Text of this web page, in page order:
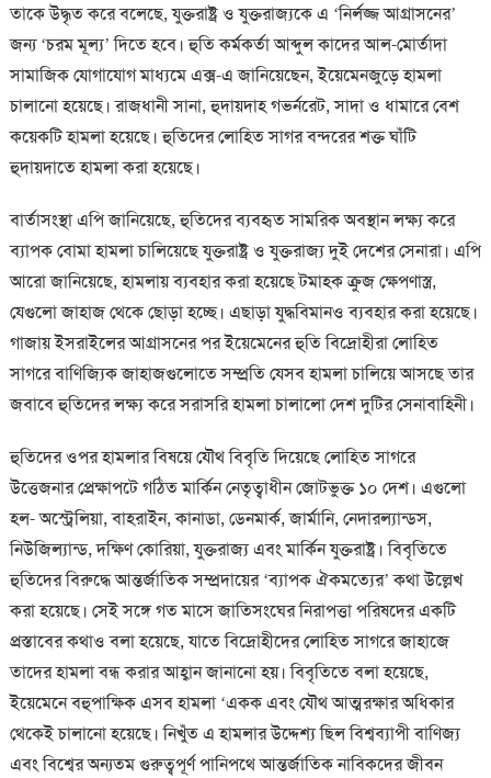
তাকে উদ্ধৃত করে বলেছে, যুক্তরাষ্ট্র ও যুক্তরাজ্যকে এ ‘নির্লজ্জ আগ্রাসনের’
জন্য ‘চরম মূল্য’ দিতে হবে। হুতি কর্মকর্তা আব্দুল কাদের আল-মোর্তাদা
সামাজিক যোগাযোগ মাধ্যমে এক্স-এ জানিয়েছেন, ইয়েমেনজুড়ে হামলা
চালানো হয়েছে। রাজধানী সানা, হুদায়দাহ গভর্নরেট, সাদা ও ধামারে বেশ
কয়েকটি হামলা হয়েছে। হুতিদের লোহিত সাগর বন্দরের শক্ত ঘাঁটি
হুদায়দাতে হামলা করা হয়েছে।
বার্তাসংস্থা এপি জানিয়েছে, হুতিদের ব্যবহৃত সামরিক অবস্থান লক্ষ্য করে
ব্যাপক বোমা হামলা চালিয়েছে যুক্তরাষ্ট্র ও যুক্তরাজ্য দুই দেশের সেনারা। এপি
আরো জানিয়েছে, হামলায় ব্যবহার করা হয়েছে টমাহক ক্রুজ ক্ষেপণাস্ত্র,
যেগুলো জাহাজ থেকে ছোড়া হচ্ছে। এছাড়া যুদ্ধবিমানও ব্যবহার করা হয়েছে।
গাজায় ইসরাইলের আগ্রাসনের পর ইয়েমেনের হুতি বিদ্রোহীরা লোহিত
সাগরে বাণিজ্যিক জাহাজগুলোতে সম্প্রতি যেসব হামলা চালিয়ে আসছে তার
জবাবে হুতিদের লক্ষ্য করে সরাসরি হামলা চালালো দেশ দুটির সেনাবাহিনী।
হুতিদের ওপর হামলার বিষয়ে যৌথ বিবৃতি দিয়েছে লোহিত সাগরে
উত্তেজনার প্রেক্ষাপটে গঠিত মার্কিন নেতৃত্বাধীন জোটভুক্ত ১০ দেশ। এগুলো
হল- অস্ট্রেলিয়া, বাহরাইন, কানাডা, ডেনমার্ক, জার্মানি, নেদারল্যান্ডস,
নিউজিল্যান্ড, দক্ষিণ কোরিয়া, যুক্তরাজ্য এবং মার্কিন যুক্তরাষ্ট্র। বিবৃতিতে
হুতিদের বিরুদ্ধে আন্তর্জাতিক সম্প্রদায়ের ‘ব্যাপক ঐকমত্যের’ কথা উল্লেখ
করা হয়েছে। সেই সঙ্গে গত মাসে জাতিসংঘের নিরাপত্তা পরিষদের একটি
প্রস্তাবের কথাও বলা হয়েছে, যাতে বিদ্রোহীদের লোহিত সাগরে জাহাজে
তাদের হামলা বন্ধ করার আহ্বান জানানো হয়। বিবৃতিতে বলা হয়েছে,
ইয়েমেনে বহুপাক্ষিক এসব হামলা ‘একক এবং যৌথ আত্মরক্ষার অধিকার
থেকেই চালানো হয়েছে। নিখুঁত এ হামলার উদ্দেশ্য ছিল বিশ্বব্যাপী বাণিজ্য
এবং বিশ্বের অন্যতম গুরুত্বপূর্ণ পানিপথে আন্তর্জাতিক নাবিকদের জীবন